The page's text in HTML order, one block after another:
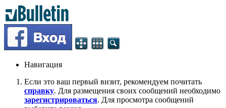
Навигация
Если это ваш первый визит, рекомендуем почитать
справку. Для размещения своих сообщений необходимо
зарегистрироваться. Для просмотра сообщений